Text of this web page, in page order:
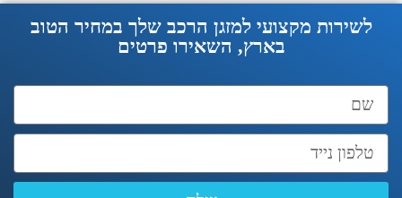
לשירות מקצועי למזגן הרכב שלך במחיר הטוב
בארץ, השאירו פרטים